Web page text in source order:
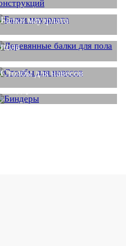
Балки мауэрлата
Деревянные балки для
пола
Столбы для навесов
Биндеры